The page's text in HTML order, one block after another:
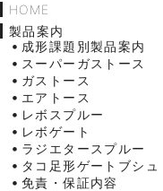
HOME
製品案内
成形課題別製品案内
スーパーガストース
ガストース
エアトース
レボスプルー
レボゲート
ラジエタースプルー
タコ足形ゲートブシュ
免責・保証内容